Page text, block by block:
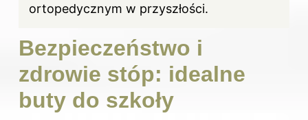
ortopedycznym w przyszłości.
Bezpieczeństwo i
zdrowie stóp: idealne
buty do szkoły